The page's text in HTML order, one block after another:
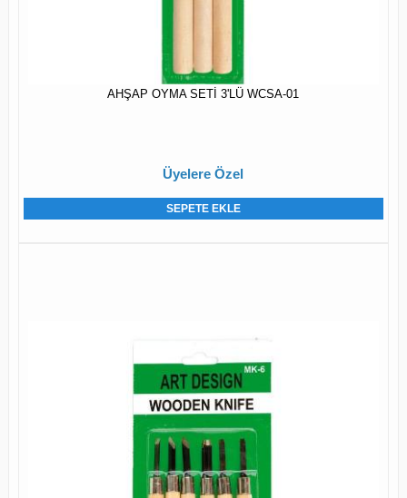
AHŞAP OYMA SETİ 3'LÜ WCSA-01
Üyelere Özel
SEPETE EKLE